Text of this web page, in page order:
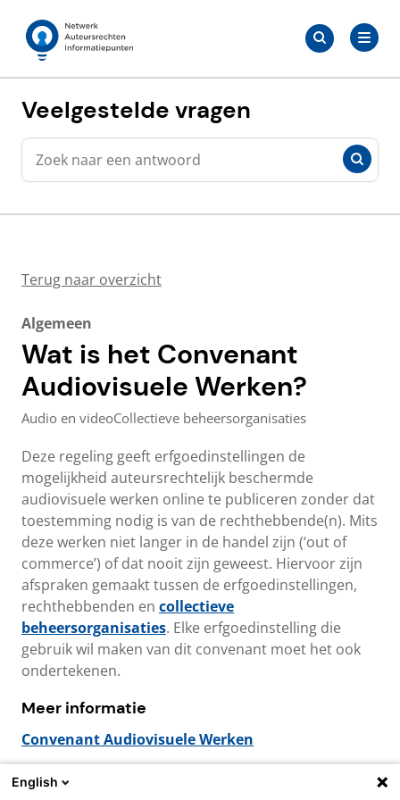
naar
content
Auteursrechten.nl
Zoeken
naar:
Zoeken
Veelgestelde vragen
Zoeken
Zoeken
Terug naar overzicht
Algemeen
Wat is het Convenant
Audiovisuele Werken?
Audio en videoCollectieve beheersorganisaties
Deze regeling geeft erfgoedinstellingen de
mogelijkheid auteursrechtelijk beschermde
audiovisuele werken online te publiceren zonder dat
toestemming nodig is van de rechthebbende(n). Mits
deze werken niet langer in de handel zijn (‘out of
commerce’) of dat nooit zijn geweest. Hiervoor zijn
afspraken gemaakt tussen de erfgoedinstellingen,
rechthebbenden en collectieve
beheersorganisaties. Elke erfgoedinstelling die
gebruik wil maken van dit convenant moet het ook
ondertekenen.
Meer informatie
Convenant Audiovisuele Werken
English